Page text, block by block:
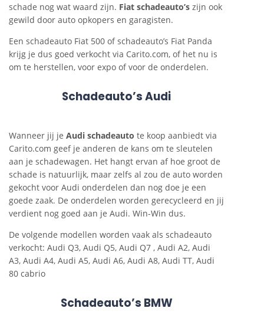
schade nog wat waard zijn. Fiat schadeauto’s zijn ook
gewild door auto opkopers en garagisten.
Een schadeauto Fiat 500 of schadeauto’s Fiat Panda
krijg je dus goed verkocht via Carito.com, of het nu is
om te herstellen, voor expo of voor de onderdelen.
Schadeauto’s Audi
Wanneer jij je Audi schadeauto te koop aanbiedt via
Carito.com geef je anderen de kans om te sleutelen
aan je schadewagen. Het hangt ervan af hoe groot de
schade is natuurlijk, maar zelfs al zou de auto worden
gekocht voor Audi onderdelen dan nog doe je een
goede zaak. De onderdelen worden gerecycleerd en jij
verdient nog goed aan je Audi. Win-Win dus.
De volgende modellen worden vaak als schadeauto
verkocht: Audi Q3, Audi Q5, Audi Q7 , Audi A2, Audi
A3, Audi A4, Audi A5, Audi A6, Audi A8, Audi TT, Audi
80 cabrio
Schadeauto’s BMW